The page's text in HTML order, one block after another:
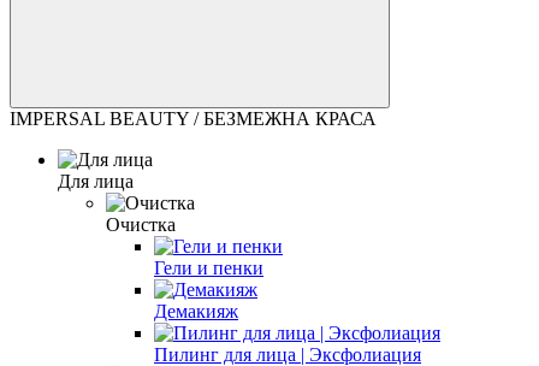
IMPERSAL BEAUTY / БЕЗМЕЖНА КРАСА
Для лица
Очистка
Гели и пенки
Демакияж
Пилинг для лица | Эксфолиация